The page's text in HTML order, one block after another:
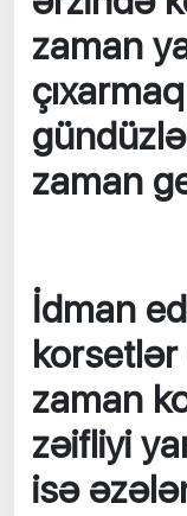
zaman
zaman
İdman
korsetlər
zaman
zəifliyi
isə